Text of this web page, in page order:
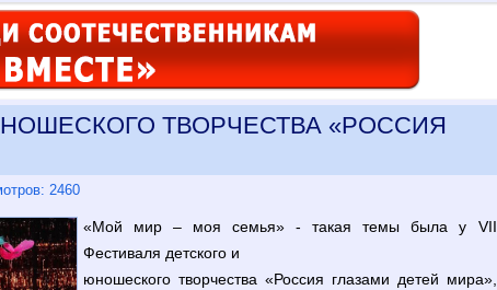
ТВОРЧЕСТВА «РОССИЯ
2460
«Мой мир – моя семья» - такая темы была у VII
Фестиваля детского и
юношеского творчества «Россия глазами детей мира»,